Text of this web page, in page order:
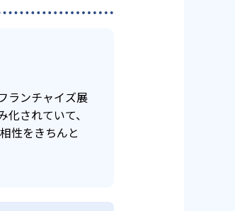
ランチャイズ展
されていて、
性をきちんと